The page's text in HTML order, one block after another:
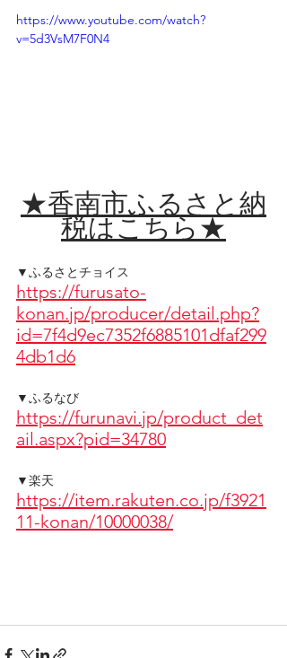
https://www.youtube.com/watch?
v=5d3VsM7F0N4
★香南市ふるさと納
税はこちら★
▼ふるさとチョイス
https://furusato-
konan.jp/producer/detail.php?
id=7f4d9ec7352f6885101dfaf299
4db1d6
▼ふるなび
https://furunavi.jp/product_det
ail.aspx?pid=34780
▼楽天
https://item.rakuten.co.jp/f3921
11-konan/10000038/